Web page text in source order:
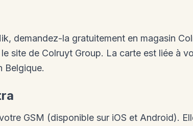
demandez-la gratuitement en magasin
site de Colruyt Group. La carte est liée à
Belgique.
GSM (disponible sur iOS et Android).